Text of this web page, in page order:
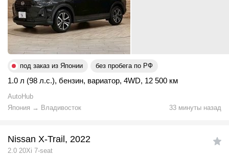
под заказ из Японии без пробега по РФ
1.0 л (98 л.с.), бензин, вариатор, 4WD, 12 500 км
AutoHub
Япония → Владивосток 33 минуты назад
Nissan X-Trail, 2022
2.0 20Xi 7-seat